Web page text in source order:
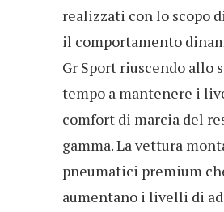
realizzati con lo scopo
il comportamento
Gr Sport riuscendo allo
tempo a mantenere i
comfort di marcia del
gamma. La vettura
pneumatici premium
aumentano i livelli di